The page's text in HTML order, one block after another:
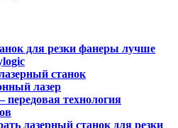
для резки фанеры лучше
станок
лазер
технология
лазерный станок для резки